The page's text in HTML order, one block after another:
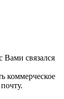
Вами связался
коммерческое